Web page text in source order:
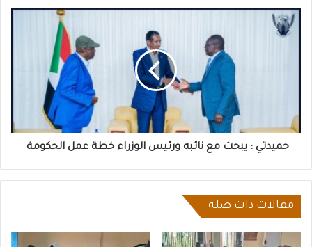
حميدتي
خطة
عمل
الحكومة
حميدتي : يبحث مع نائبه ورئيس الوزراء خطة عمل الحكومة
مقالات ذات صلة